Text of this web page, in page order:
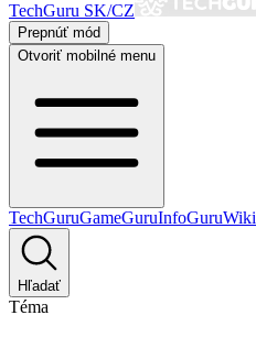
TechGuru SK/CZ
Prepnúť mód
Otvoriť mobilné menu
TechGuruGameGuruInfoGuruWiki
Hľadať
Téma